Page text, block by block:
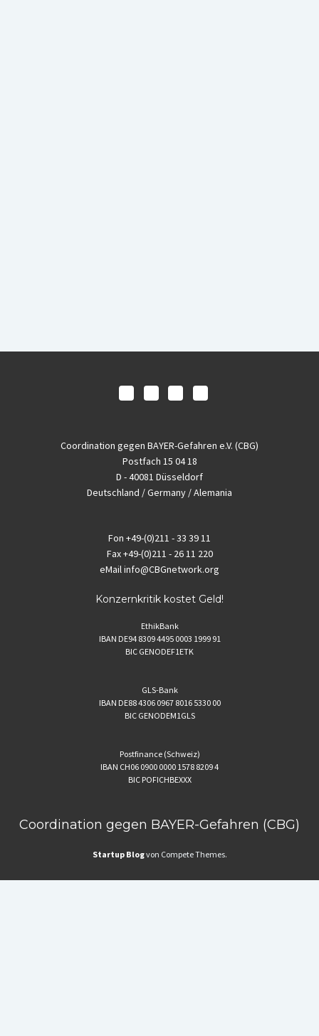
Coordination gegen BAYER-Gefahren e.V. (CBG)
Postfach 15 04 18
D - 40081 Düsseldorf
Deutschland / Germany / Alemania
Fon +49-(0)211 - 33 39 11
Fax+49-(0)211 - 26 11 220
eMailinfo@CBGnetwork.org
Konzernkritik kostet Geld!
EthikBank
IBAN DE94 8309 4495 0003 1999 91
BIC GENODEF1ETK
GLS-Bank
IBAN DE88 4306 0967 8016 5330 00
BIC GENODEM1GLS
Postfinance (Schweiz)
IBAN CH06 0900 0000 1578 8209 4
BIC POFICHBEXXX
Coordination gegen BAYER-Gefahren (CBG)
Startup Blogvon Compete Themes.